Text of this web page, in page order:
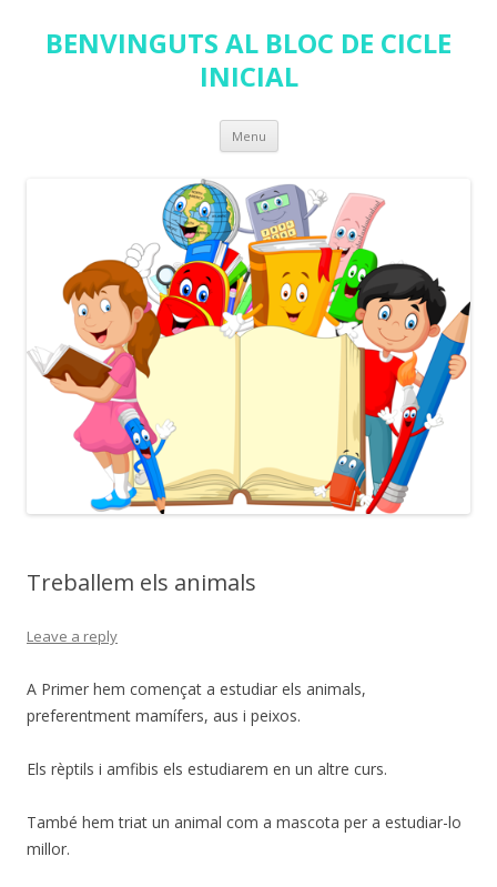
BENVINGUTS AL BLOC DE CICLE
INICIAL
Menu Skip
content
Treballem els animals
Leave a reply
A Primer hem començat a estudiar els animals,
preferentment mamífers, aus i peixos.
Els rèptils i amfibis els estudiarem en un altre curs.
També hem triat un animal com a mascota per a estudiar-lo
millor.